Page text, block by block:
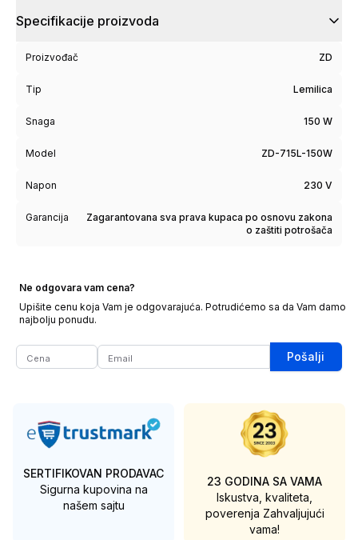
Specifikacije proizvoda
Proizvođač ZD
Tip Lemilica
Snaga 150 W
Model ZD-715L-150W
Napon 230 V
Garancija
Zagarantovana sva prava kupaca po osnovu zakona
o zaštiti potrošača
Ne odgovara vam cena?
Upišite cenu koja Vam je odgovarajuća. Potrudićemo sa da Vam damo
najbolju ponudu.
Pošalji
SERTIFIKOVAN PRODAVAC
Sigurna kupovina na
našem sajtu
23 GODINA SA VAMA
Iskustva, kvaliteta,
poverenja Zahvaljujući
vama!